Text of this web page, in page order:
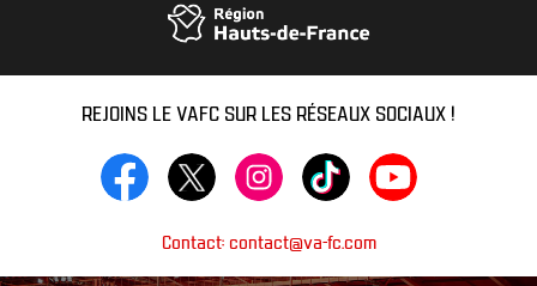
REJOINS LE VAFC SUR LES RÉSEAUX SOCIAUX !
Contact: contact@va-fc.com